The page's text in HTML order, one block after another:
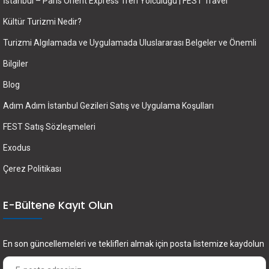
Kültür Turizmi Nedir?
Turizmi Algılamada ve Uygulamada Uluslararası Belgeler ve Önemli
Bilgiler
Blog
Adım Adım İstanbul Gezileri Satış ve Uygulama Koşulları
FEST Satış Sözleşmeleri
Exodus
Çerez Politikası
E-Bültene Kayıt Olun
En son güncellemeleri ve teklifleri almak için posta listemize kaydolun